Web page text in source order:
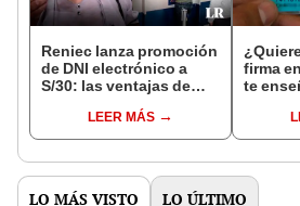
Reniec lanza promoción
de DNI electrónico a
S/30: las ventajas de
LEER MÁS
firma
te
LO MÁS VISTO LO ÚLTIMO